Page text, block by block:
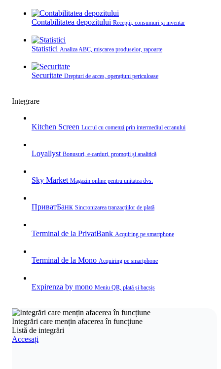
Contabilitatea depozitului Recepții, consumuri și inventar
Statistici Analiza ABC, mișcarea produselor, rapoarte
Securitate Drepturi de acces, operațiuni periculoase
Integrare
Kitchen Screen Lucrul cu comenzi prin intermediul ecranului
Loyallyst Bonusuri, e‑carduri, promoții și analitică
Sky Market Magazin online pentru unitatea dvs.
ПриватБанк Sincronizarea tranzacțiilor de plată
Terminal de la PrivatBank Acquiring pe smartphone
Terminal de la Mono Acquiring pe smartphone
Expirenza by mono Meniu QR, plată și bacșiș
Integrări care mențin afacerea în funcțiune
Listă de integrări
Accesați